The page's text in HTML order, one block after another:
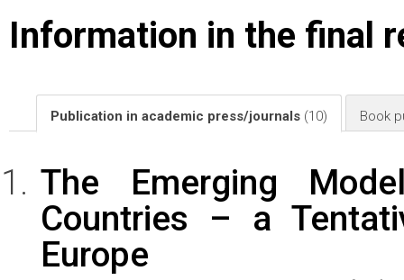
Information in the final
Publication in academic press/journals (10) Book
The Emerging
Countries – a
Europe